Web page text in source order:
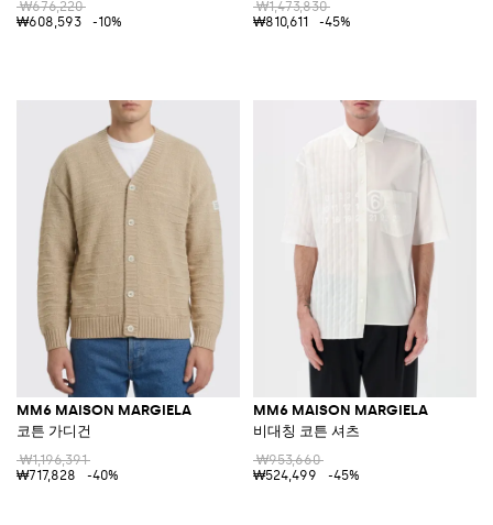
₩676,220
₩608,593
-10%
₩1,473,830
₩810,611
-45%
MM6 MAISON MARGIELA
코튼 가디건
₩1,196,391
₩717,828
-40%
MM6 MAISON MARGIELA
비대칭 코튼 셔츠
₩953,660
₩524,499
-45%